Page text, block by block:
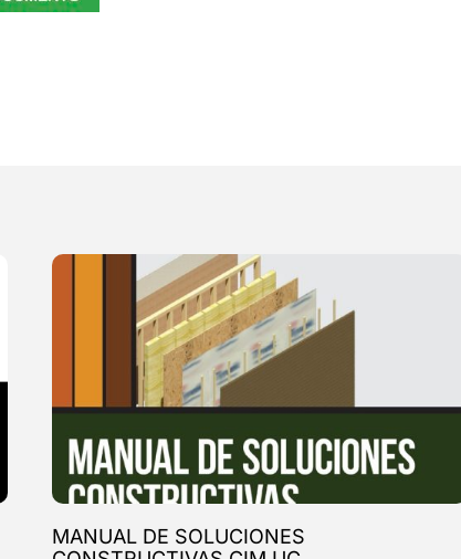
MANUAL DE SOLUCIONES